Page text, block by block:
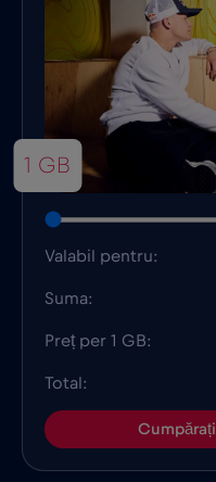
1 GB
Valabil pentru:
Suma:
Preț per 1 GB:
Total: